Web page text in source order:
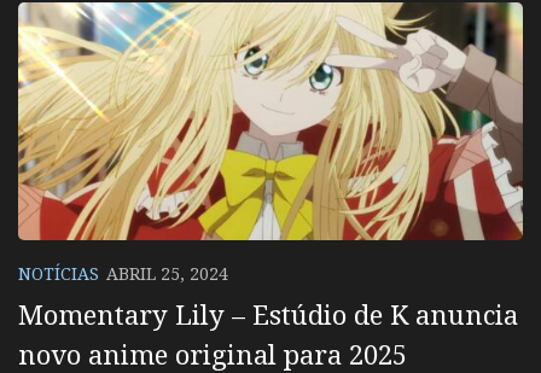
NOTÍCIAS ABRIL 25, 2024
Momentary Lily – Estúdio de K anuncia
novo anime original para 2025